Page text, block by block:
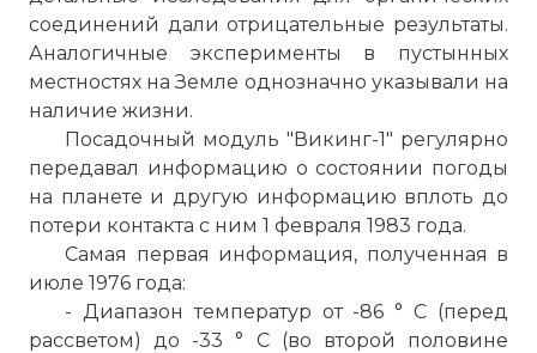
соединений дали отрицательные результаты.
Аналогичные эксперименты в пустынных
местностях на Земле однозначно указывали на
наличие жизни.
Посадочный модуль "Викинг-1" регулярно
передавал информацию о состоянии погоды
на планете и другую информацию вплоть до
потери контакта с ним 1 февраля 1983 года.
Самая первая информация, полученная в
июле 1976 года:
- Диапазон температур от -86 ° C (перед
рассветом) до -33 ° C (во второй половине
First Picture from Mars' Surface: Viking 1 1st
JPL
Имя:
Комментарий:
Проверочный код: